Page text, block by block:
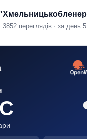
3852 переглядів · за день 5